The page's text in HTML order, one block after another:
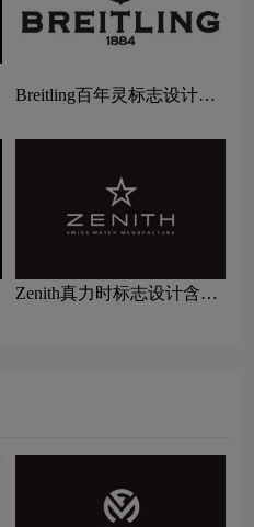
Breitling百年灵标志设计含
Zenith真力时标志设计含义